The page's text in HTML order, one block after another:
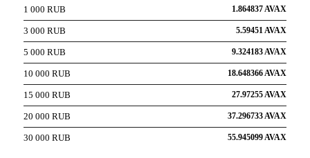
1 000 RUB 1.864837 AVAX
3 000 RUB 5.59451 AVAX
5 000 RUB 9.324183 AVAX
10 000 RUB 18.648366 AVAX
15 000 RUB 27.97255 AVAX
20 000 RUB 37.296733 AVAX
30 000 RUB 55.945099 AVAX